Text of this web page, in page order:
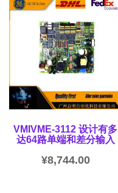
VMIVME-3112 设计有多
达64路单端和差分输入
¥8,744.00